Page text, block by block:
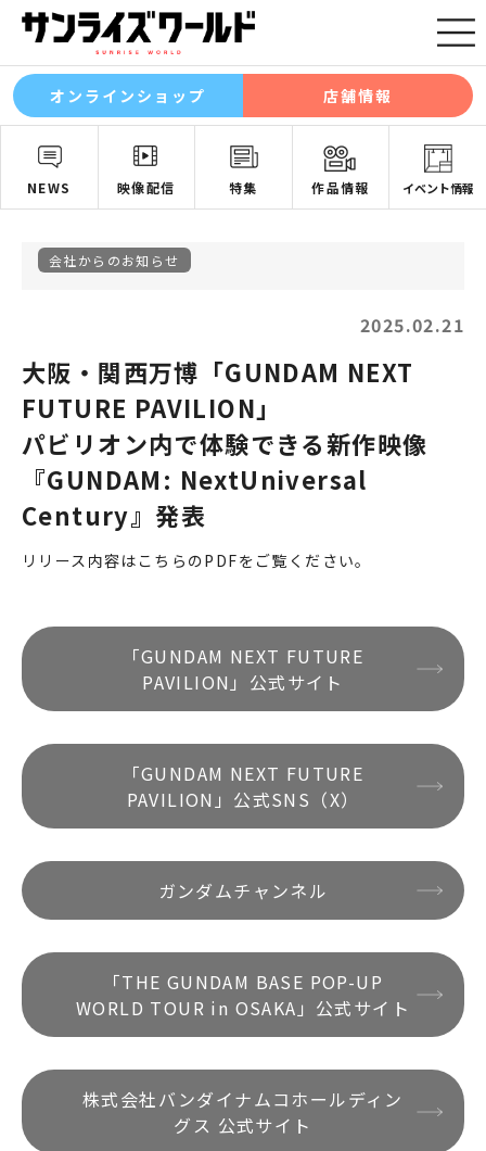
オンラインショップ 店舗情報
NEWS 映像配信 特集 作品情報 イベント情報
会社からのお知らせ
2025.02.21
大阪・関西万博「GUNDAM NEXT
FUTURE PAVILION」
パビリオン内で体験できる新作映像
『GUNDAM: NextUniversal
Century』発表
リリース内容は こちらのPDFをご覧ください。
「GUNDAM NEXT FUTURE
PAVILION」公式サイト
「GUNDAM NEXT FUTURE
PAVILION」公式SNS（X）
ガンダムチャンネル
「THE GUNDAM BASE POP-UP
WORLD TOUR in OSAKA」公式サイト
株式会社バンダイナムコホールディン
グス 公式サイト